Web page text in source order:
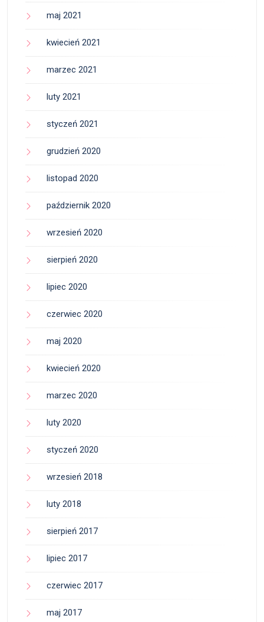
maj 2021
kwiecień 2021
marzec 2021
luty 2021
styczeń 2021
grudzień 2020
listopad 2020
październik 2020
wrzesień 2020
sierpień 2020
lipiec 2020
czerwiec 2020
maj 2020
kwiecień 2020
marzec 2020
luty 2020
styczeń 2020
wrzesień 2018
luty 2018
sierpień 2017
lipiec 2017
czerwiec 2017
maj 2017